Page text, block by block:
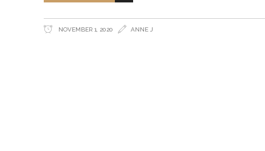
NOVEMBER 1, 2020 ANNE J